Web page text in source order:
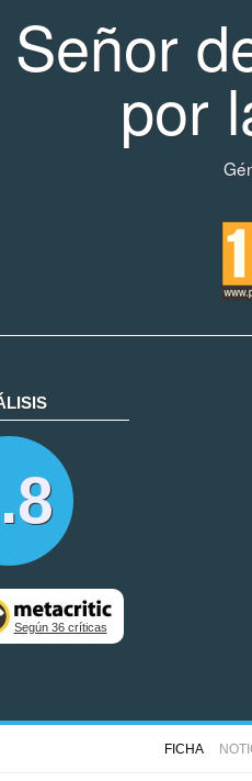
Señor
por
Según 36 críticas
FICHA